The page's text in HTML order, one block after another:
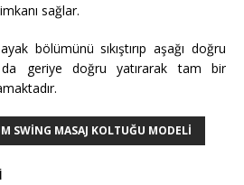
sağlar.
bölümünü sıkıştırıp aşağı doğru
da geriye doğru yatırarak tam bir
SWING MASAJ KOLTUĞU MODELI